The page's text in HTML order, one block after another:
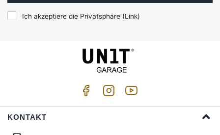
Ich akzeptiere die Privatsphäre (Link)
KONTAKT